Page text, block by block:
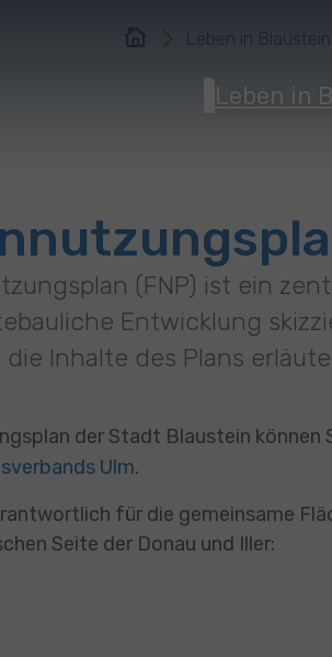
Leben in
Leben in Blaustein
(FNP) ist ein
Entwicklung
die Inhalte des Plans
der Stadt Blaustein können
Ulm.
für die gemeinsame
Seite der Donau und Iller: